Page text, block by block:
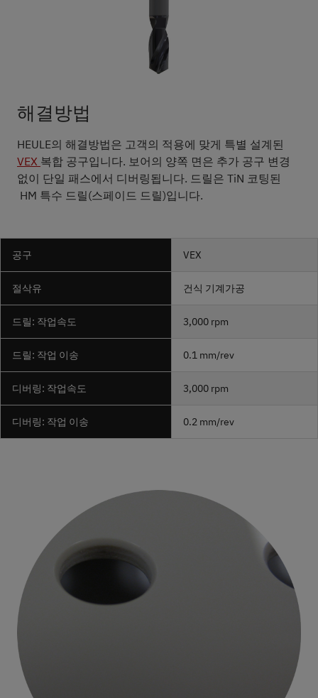
해결방법
HEULE의 해결방법은 고객의 적용에 맞게 특별 설계된
VEX 복합 공구입니다. 보어의 양쪽 면은 추가 공구 변경
없이 단일 패스에서 디버링됩니다. 드릴은 TiN 코팅된
HM 특수 드릴(스페이드 드릴)입니다.
공구 VEX
절삭유 건식 기계가공
드릴: 작업속도 3,000 rpm
드릴: 작업 이송 0.1 mm/rev
디버링: 작업속도 3,000 rpm
디버링: 작업 이송 0.2 mm/rev